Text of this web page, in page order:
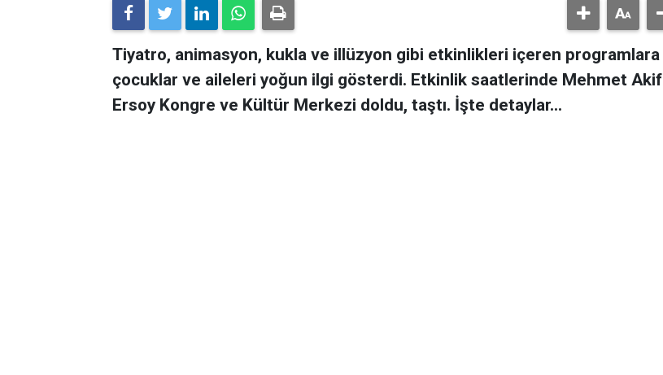
Tiyatro, animasyon, kukla ve illüzyon gibi etkinlikleri içeren programlara
çocuklar ve aileleri yoğun ilgi gösterdi. Etkinlik saatlerinde Mehmet Akif
Ersoy Kongre ve Kültür Merkezi doldu, taştı. İşte detaylar...